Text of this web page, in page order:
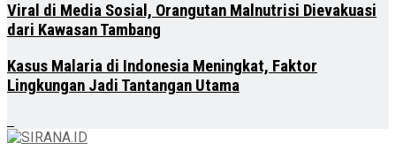
Viral di Media Sosial, Orangutan Malnutrisi Dievakuasi
dari Kawasan Tambang
Kasus Malaria di Indonesia Meningkat, Faktor
Lingkungan Jadi Tantangan Utama